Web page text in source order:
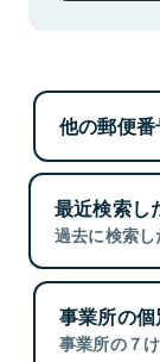
他の郵便
最近検索し
過去に検索し
事業所の
事業所の７